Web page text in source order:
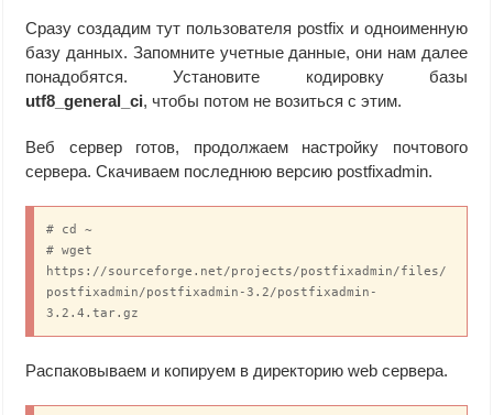
Сразу создадим тут пользователя postfix и одноименную
базу данных. Запомните учетные данные, они нам далее
понадобятся. Установите кодировку базы
utf8_general_ci, чтобы потом не возиться с этим.
Веб сервер готов, продолжаем настройку почтового
сервера. Скачиваем последнюю версию postfixadmin.
# cd ~
# wget
https://sourceforge.net/projects/postfixadmin/files/
postfixadmin/postfixadmin-3.2/postfixadmin-
3.2.4.tar.gz
Распаковываем и копируем в директорию web сервера.